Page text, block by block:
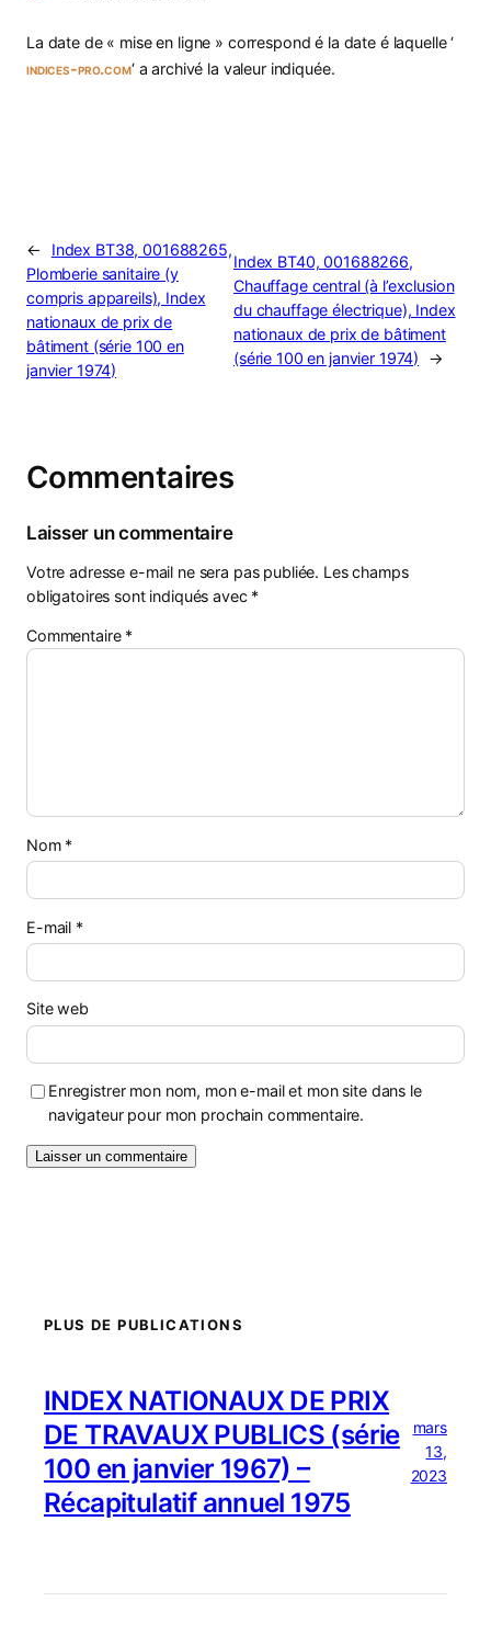
La date de « mise en ligne » correspond é la date é laquelle ‘
indices-pro.com‘ a archivé la valeur indiquée.
←
Index BT38, 001688265,
Plomberie sanitaire (y
compris appareils), Index
nationaux de prix de
bâtiment (série 100 en
janvier 1974)
Index BT40, 001688266,
Chauffage central (à l’exclusion
du chauffage électrique), Index
nationaux de prix de bâtiment
(série 100 en janvier 1974)
→
Commentaires
Laisser un commentaire
Votre adresse e-mail ne sera pas publiée. Les champs
obligatoires sont indiqués avec *
Commentaire *
Nom *
E-mail *
Site web
Enregistrer mon nom, mon e-mail et mon site dans le
navigateur pour mon prochain commentaire.
PLUS DE PUBLICATIONS
INDEX NATIONAUX DE PRIX
DE TRAVAUX PUBLICS (série
100 en janvier 1967) –
Récapitulatif annuel 1975
mars
13,
2023